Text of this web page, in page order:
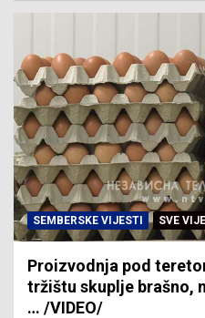
SEMBERSKE VIJESTI SVE
Proizvodnja pod
tržištu skuplje brašno,
… /VIDEO/